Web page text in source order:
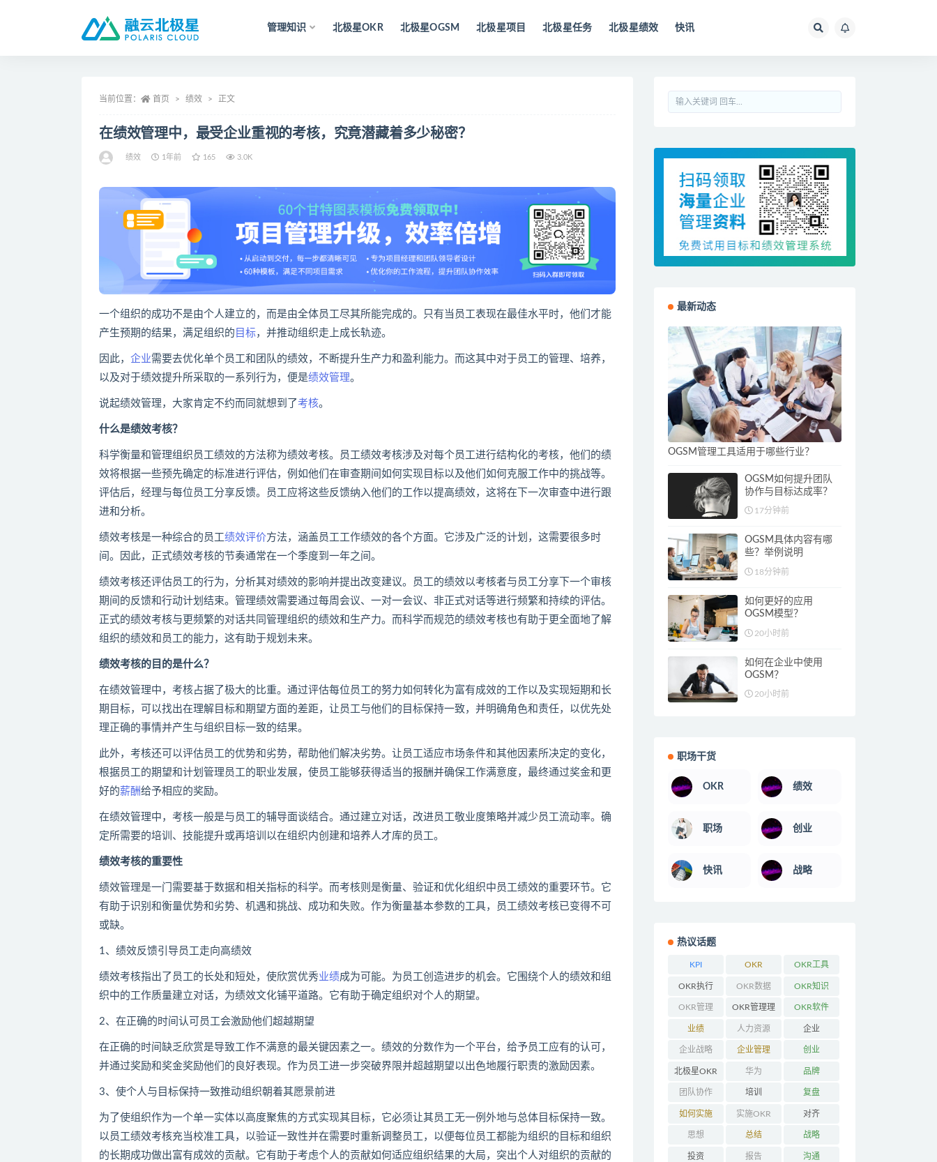
管理知识 北极星OKR 北极星OGSM 北极星项目 北极星任务 北极星绩效 快讯
当前位置： 首页 绩效 正文
在绩效管理中，最受企业重视的考核，究竟潜藏着多少秘密？
绩效 1年前 165 3.0K
一个组织的成功不是由个人建立的，而是由全体员工尽其所能完成的。只有当员工表现在最佳水平时，他们才能
产生预期的结果，满足组织的 目标，并推动组织走上成长轨迹。
因此， 企业需要去优化单个员工和团队的绩效，不断提升生产力和盈利能力。而这其中对于员工的管理、培养，
以及对于绩效提升所采取的一系列行为，便是绩效管理。
说起绩效管理，大家肯定不约而同就想到了 考核。
什么是绩效考核？
科学衡量和管理组织员工绩效的方法称为绩效考核。员工绩效考核涉及对每个员工进行结构化的考核，他们的绩
效将根据一些预先确定的标准进行评估，例如他们在审查期间如何实现目标以及他们如何克服工作中的挑战等。
评估后，经理与每位员工分享反馈。员工应将这些反馈纳入他们的工作以提高绩效，这将在下一次审查中进行跟
进和分析。
绩效考核是一种综合的员工绩效评价方法，涵盖员工工作绩效的各个方面。它涉及广泛的计划，这需要很多时
间。因此，正式绩效考核的节奏通常在一个季度到一年之间。
绩效考核还评估员工的行为，分析其对绩效的影响并提出改变建议。员工的绩效以考核者与员工分享下一个审核
期间的反馈和行动计划结束。管理绩效需要通过每周会议、一对一会议、非正式对话等进行频繁和持续的评估。
正式的绩效考核与更频繁的对话共同管理组织的绩效和生产力。而科学而规范的绩效考核也有助于更全面地了解
组织的绩效和员工的能力，这有助于规划未来。
绩效考核的目的是什么？
在绩效管理中，考核占据了极大的比重。通过评估每位员工的努力如何转化为富有成效的工作以及实现短期和长
期目标，可以找出在理解目标和期望方面的差距，让员工与他们的目标保持一致，并明确角色和责任，以优先处
理正确的事情并产生与组织目标一致的结果。
此外，考核还可以评估员工的优势和劣势，帮助他们解决劣势。让员工适应市场条件和其他因素所决定的变化，
根据员工的期望和计划管理员工的职业发展，使员工能够获得适当的报酬并确保工作满意度，最终通过奖金和更
好的薪酬给予相应的奖励。
在绩效管理中，考核一般是与员工的辅导面谈结合。通过建立对话，改进员工敬业度策略并减少员工流动率。确
定所需要的培训、技能提升或再培训以在组织内创建和培养人才库的员工。
绩效考核的重要性
绩效管理是一门需要基于数据和相关指标的科学。而考核则是衡量、验证和优化组织中员工绩效的重要环节。它
有助于识别和衡量优势和劣势、机遇和挑战、成功和失败。作为衡量基本参数的工具，员工绩效考核已变得不可
或缺。
1、绩效反馈引导员工走向高绩效
绩效考核指出了员工的长处和短处，使欣赏优秀业绩成为可能。为员工创造进步的机会。它围绕个人的绩效和组
织中的工作质量建立对话，为绩效文化铺平道路。它有助于确定组织对个人的期望。
2、在正确的时间认可员工会激励他们超越期望
在正确的时间缺乏欣赏是导致工作不满意的最关键因素之一。绩效的分数作为一个平台，给予员工应有的认可，
并通过奖励和奖金奖励他们的良好表现。作为员工进一步突破界限并超越期望以出色地履行职责的激励因素。
3、使个人与目标保持一致推动组织朝着其愿景前进
为了使组织作为一个单一实体以高度聚焦的方式实现其目标，它必须让其员工无一例外地与总体目标保持一致。
以员工绩效考核充当校准工具，以验证一致性并在需要时重新调整员工，以便每位员工都能为组织的目标和组织
的长期成功做出富有成效的贡献。它有助于考虑个人的贡献如何适应组织结果的大局，突出个人对组织的贡献的
最新动态
OGSM管理工具适用于哪些行业？
OGSM如何提升团队
协作与目标达成率？
17分钟前
OGSM具体内容有哪
些？举例说明
18分钟前
如何更好的应用
OGSM模型？
20小时前
如何在企业中使用
OGSM？
20小时前
职场干货
OKR 绩效
职场 创业
快讯 战略
热议话题
KPI OKR OKR工具
OKR执行 OKR数据 OKR知识
OKR管理 OKR管理理
念
OKR软件
业绩 人力资源 企业
企业战略 企业管理 创业
北极星OKR 华为 品牌
团队协作 培训 复盘
如何实施
OKR
实施OKR 对齐
思想 总结 战略
投资 报告 沟通